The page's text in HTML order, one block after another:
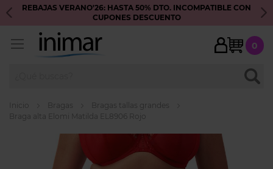
REBAJAS VERANO'26: HASTA 50% DTO. INCOMPATIBLE CON
CUPONES DESCUENTO
My
0
Inicio Bragas
Bragas tallas grandes
Braga alta Elomi Matilda EL8906 Rojo